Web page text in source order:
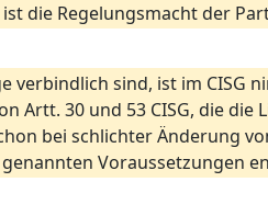
die Regelungsmacht der
verbindlich sind, ist im CISG
Artt. 30 und 53 CISG, die
bei schlichter Änderung
Voraussetzungen